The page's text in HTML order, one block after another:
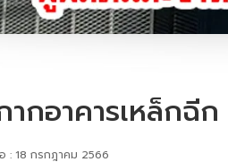
ากอาคารเหล็กฉีก
: 18 กรกฎาคม 2566